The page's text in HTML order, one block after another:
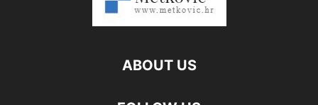
ABOUT US